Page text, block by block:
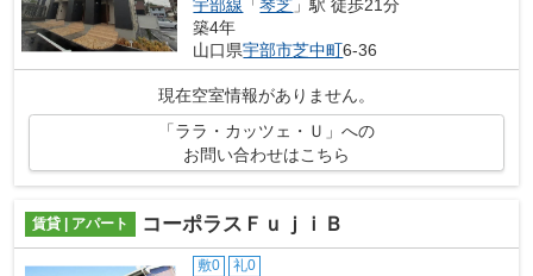
宇部線 「琴芝 」駅 徒歩21分
築4年
山口県宇部市芝中町6-36
現在空室情報がありません。
「ララ・カッツェ・Ｕ」への
お問い合わせはこちら
賃貸 | アパート コーポラスＦｕｊｉＢ
敷0 礼0